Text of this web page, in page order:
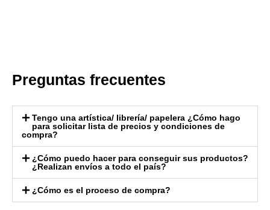
Preguntas frecuentes
Tengo una artística/ librería/ papelera ¿Cómo hago
para solicitar lista de precios y condiciones de
compra?
¿Cómo puedo hacer para conseguir sus productos?
¿Realizan envíos a todo el país?
¿Cómo es el proceso de compra?